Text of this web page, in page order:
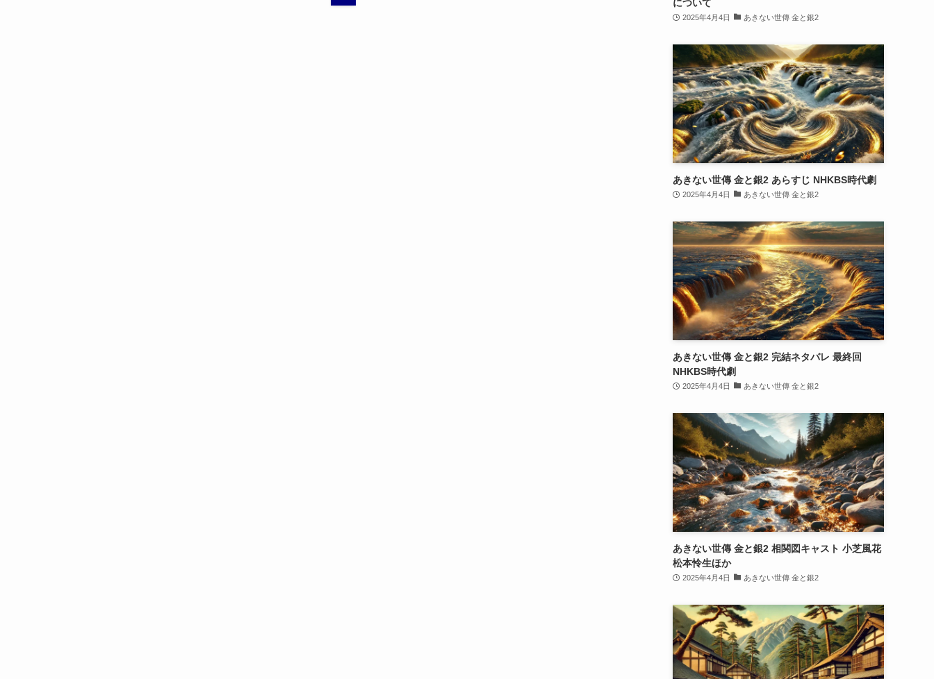
について
2025年4月4日 あきない世傳 金と銀2
あきない世傳 金と銀2 あらすじ NHKBS時代劇
2025年4月4日 あきない世傳 金と銀2
あきない世傳 金と銀2 完結ネタバレ 最終回
NHKBS時代劇
2025年4月4日 あきない世傳 金と銀2
あきない世傳 金と銀2 相関図キャスト 小芝風花
松本怜生ほか
2025年4月4日 あきない世傳 金と銀2